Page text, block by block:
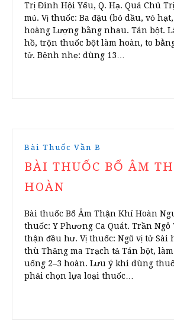
Trị Đinh Hội Yếu, Q. Hạ. Quá Chú
mủ. Vị thuốc: Ba đậu (bỏ dầu, vỏ
hoàng Lượng bằng nhau. Tán bột.
hồ, trộn thuốc bột làm hoàn, to
tử. Bệnh nhẹ: dùng 13…
Bài Thuốc Vần B
BÀI THUỐC BỔ ÂM
HOÀN
Bài thuốc Bổ Âm Thận Khí Hoàn
thuốc: Y Phương Ca Quát. Trần
thận đều hư. Vị thuốc: Ngũ vị tử Sài
thù Thăng ma Trạch tả Tán bột,
uống 2–3 hoàn. Lưu ý khi dùng
phải chọn lựa loại thuốc…